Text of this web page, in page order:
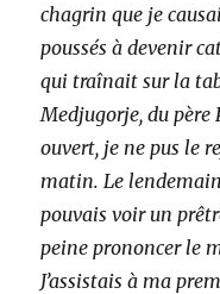
chagrin que je
poussés à devenir
qui traînait sur la
Medjugorje, du père
ouvert, je ne pus le
matin. Le
pouvais voir un
peine prononcer le
J’assistais à ma